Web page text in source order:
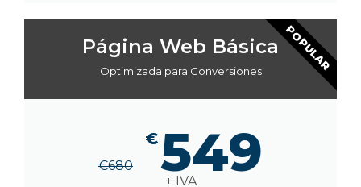
Página Web Básica
Optimizada para Conversiones
€680
€549
+ IVA
POPULAR